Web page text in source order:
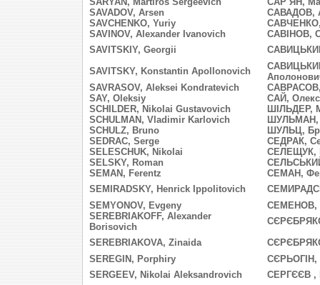
SAVADOV, Arsen
САВАДОВ,
SAVCHENKO, Yuriy
SAVINOV, Alexander Ivanovich
САВІНОВ,
SAVITSKIY, Georgii
SAVITSKY, Konstantin Apollonovich
SAVRASOV, Aleksei Kondratevich
САВРАСОВ,
SAY, Oleksiy
САЙ,
SCHILDER, Nikolai Gustavovich
ШІЛЬДЕР,
SCHULMAN, Vladimir Karlovich
ШУЛЬМАН,
SCHULZ, Bruno
ШУЛЬЦ,
SEDRAC, Serge
СЕДРАК,
SELESCHUK, Nikolai
СЕЛЕЩУК,
SELSKY, Roman
SEMAN, Ferentz
СЕМАН,
SEMIRADSKY, Henrick Ippolitovich
SEMYONOV, Evgeny
СЕМЕНОВ,
SEREBRIAKOFF, Alexander
Borisovich
SEREBRIAKOVA, Zinaida
SEREGIN, Porphiry
СЄРЬОГІН,
SERGEEV, Nikolai Aleksandrovich
СЕРГЄЄВ ,